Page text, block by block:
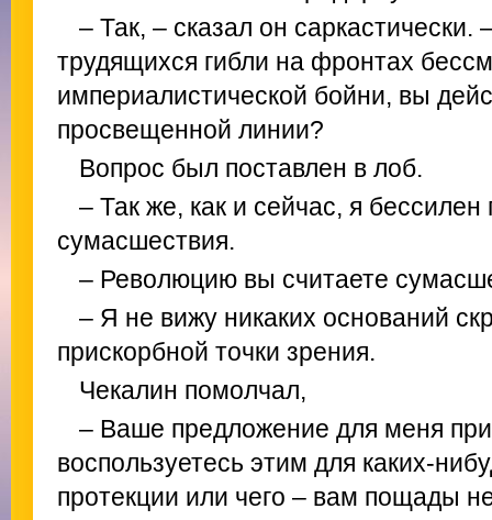
– Так, – сказал он
трудящихся гибли на фронтах
империалистической бойни, вы
просвещенной линии?
Вопрос был поставлен в лоб.
– Так же, как и сейчас, я бессилен
сумасшествия.
– Революцию вы считаете
– Я не вижу никаких оснований
прискорбной точки зрения.
Чекалин помолчал,
– Ваше предложение для меня
воспользуетесь этим для каких-
протекции или чего – вам пощады